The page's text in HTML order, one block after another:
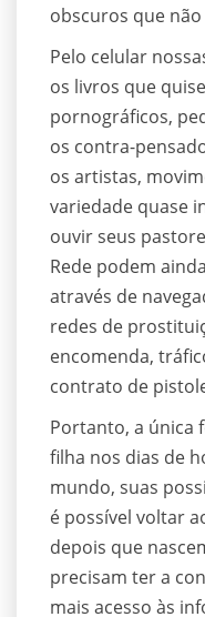
obscuros que
Pelo celular
os livros que
pornográficos,
os contra-
os artistas,
variedade quase
ouvir seus
Rede podem
através de
redes de
encomenda,
contrato de
Portanto, a única
filha nos dias de
mundo, suas
é possível voltar
depois que
precisam ter a
mais acesso às